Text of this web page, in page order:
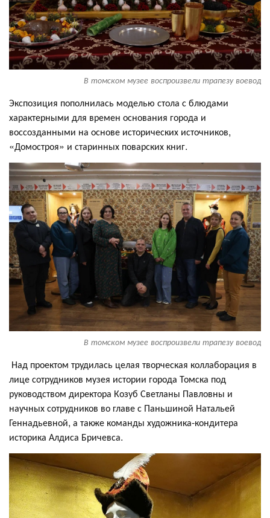
В томском музее воспроизвели трапезу воевод
Экспозиция пополнилась моделью стола с блюдами
характерными для времен основания города и
воссозданными на основе исторических источников,
«Домостроя» и старинных поварских книг.
В томском музее воспроизвели трапезу воевод
Над проектом трудилась целая творческая коллаборация в
лице сотрудников музея истории города Томска под
руководством директора Козуб Светланы Павловны и
научных сотрудников во главе с Паньшиной Натальей
Геннадьевной, а также команды художника-кондитера
историка Алдиса Бричевса.